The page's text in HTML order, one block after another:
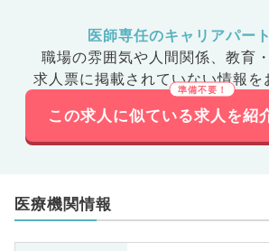
医師専任のキャリアパー
職場の雰囲気や人間関係、 教育
求人票に掲載されていない情報を
この求人に似ている求人を紹
医療機関情報